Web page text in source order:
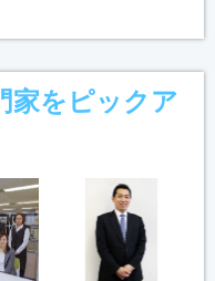
家をピックア